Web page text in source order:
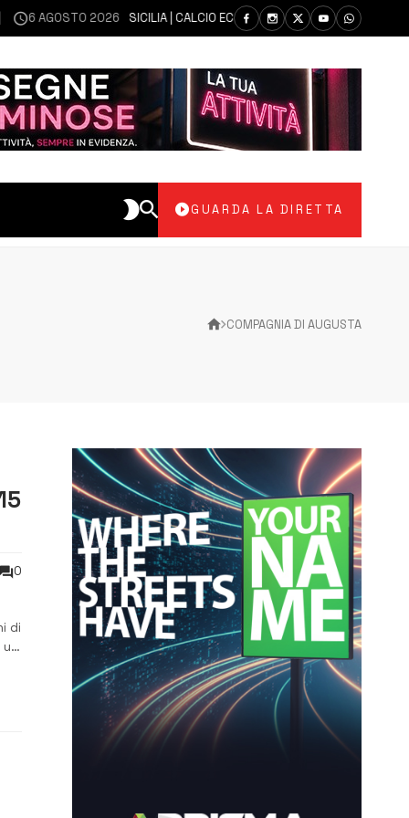
AGOSTO 2026 SICILIA | CALCIO ECCELLENZA, COPPA ITALIA: IL 30
GUARDA LA DIRETTA
COMPAGNIA DI AUGUSTA
0
di